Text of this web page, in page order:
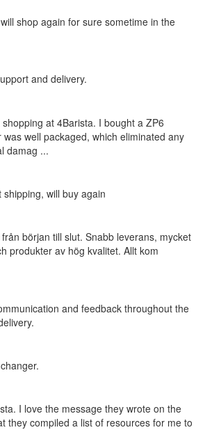
shop again for sure sometime in the
and delivery.
at 4Barista. I bought a ZP6
well packaged, which eliminated any
damag ...
will buy again
början till slut. Snabb leverans, mycket
produkter av hög kvalitet. Allt kom
and feedback throughout the
I love the message they wrote on the
they compiled a list of resources for me to